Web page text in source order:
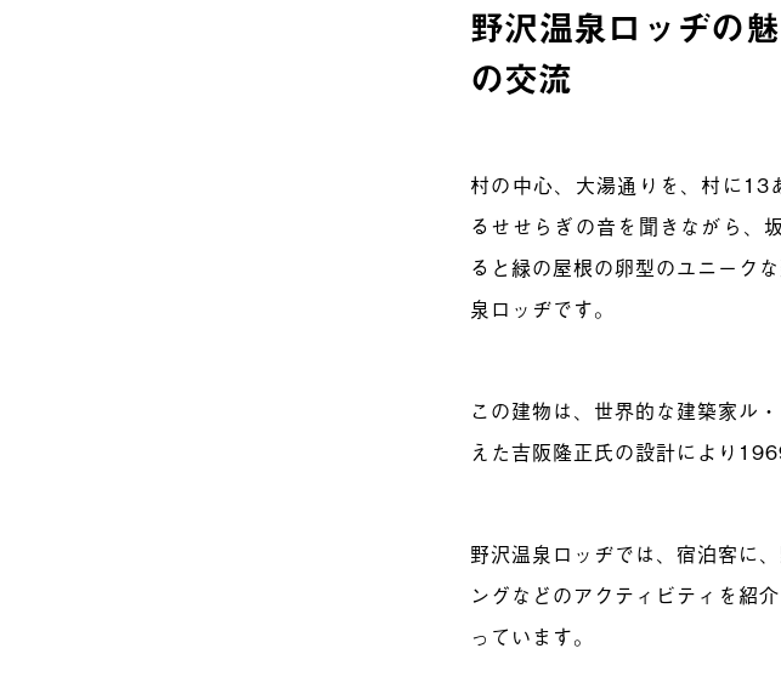
野沢温泉ロッヂの
の交流
村の中心、大湯通りを、村に13
るせせらぎの音を聞きながら、
ると緑の屋根の卵型のユニーク
泉ロッヂです。
この建物は、世界的な建築家ル
えた吉阪隆正氏の設計により
野沢温泉ロッヂでは、宿泊客に
ングなどのアクティ ビティを紹
っています。